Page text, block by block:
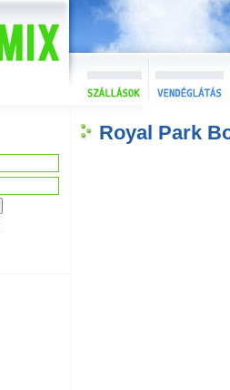
Royal Park